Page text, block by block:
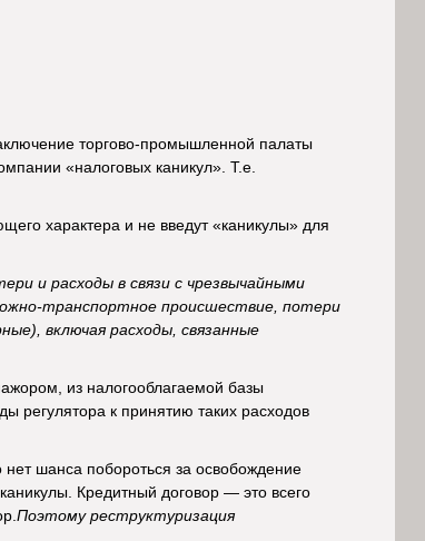
торгово-промышленной палаты
«налоговых каникул». Т.е.
характера и не введут «каникулы» для
и расходы в связи с чрезвычайными
транспортное происшествие, потери
включая расходы, связанные
из налогооблагаемой базы
регулятора к принятию таких расходов
шанса побороться за освобождение
Кредитный договор — это всего
Поэтому реструктуризация